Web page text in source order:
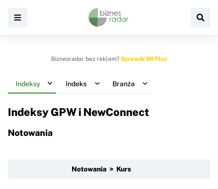
Biznesradar bez reklam? Sprawdź BR Plus
Indeksy Indeks Branża
Indeksy GPW i NewConnect
Notowania
Notowania > Kurs